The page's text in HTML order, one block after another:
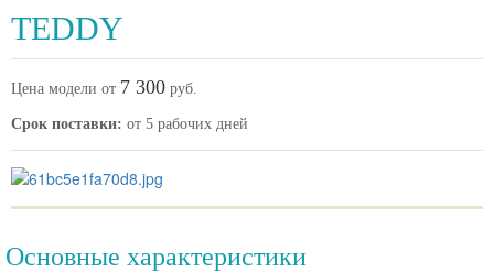
TEDDY
Цена модели от 7 300 руб.
Срок поставки: от 5 рабочих дней
Основные характеристики